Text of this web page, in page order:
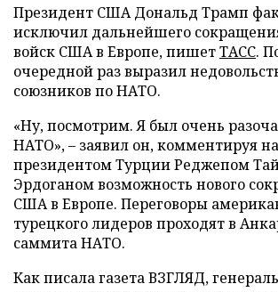
Президент США Дональд Трамп
исключил дальнейшего
войск США в Европе, пишетТАСС.
очередной раз выразил
союзников по НАТО.
«Ну, посмотрим. Я был очень
НАТО», – заявил он, комментируя
президентом Турции Реджепом
Эрдоганом возможность нового
США в Европе. Переговоры
турецкого лидеров проходят в
саммита НАТО.
Как писала газета ВЗГЛЯД,